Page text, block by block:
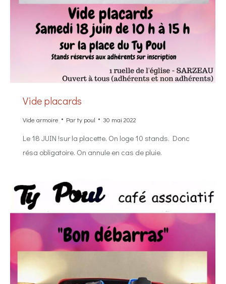
Vide placards
Vide armoire Party poul 30 mai 2022
Le 18 JUIN !sur la placette. On loge 10 stands. Donc
résa obligatoire. On annule en cas de pluie.